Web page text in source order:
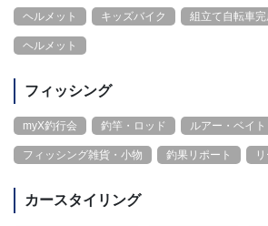
ヘルメット キッズバイク 組立て自転車完
ヘルメット
フィッシング
myX釣行会 釣竿・ロッド ルアー・ベイト
フィッシング雑貨・小物 釣果リポート
カースタイリング